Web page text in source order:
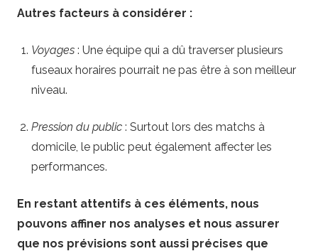
Autres facteurs à considérer :
Voyages : Une équipe qui a dû traverser plusieurs
fuseaux horaires pourrait ne pas être à son meilleur
niveau.
Pression du public : Surtout lors des matchs à
domicile, le public peut également affecter les
performances.
En restant attentifs à ces éléments, nous
pouvons affiner nos analyses et nous assurer
que nos prévisions sont aussi précises que